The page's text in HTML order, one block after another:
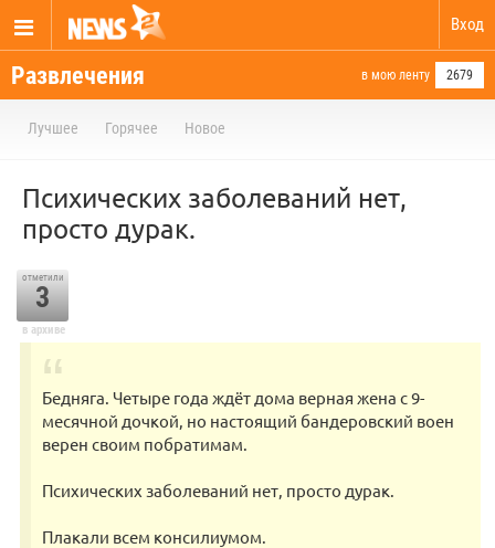
Вход
Развлечения в мою ленту 2679
Лучшее Горячее Новое
Психических заболеваний нет,
просто дурак.
отметили
3
в архиве
Бедняга. Четыре года ждёт дома верная жена с 9-
месячной дочкой, но настоящий бандеровский воен
верен своим побратимам.
Психических заболеваний нет, просто дурак.
Плакали всем консилиумом.